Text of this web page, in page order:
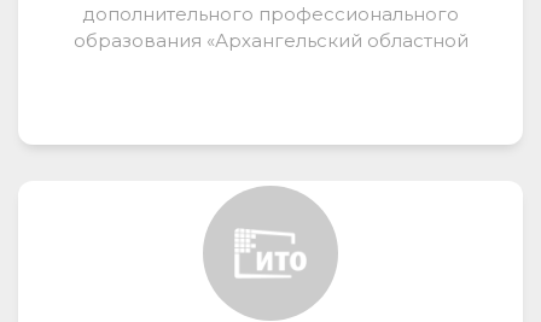
дополнительного профессионального
образования «Архангельский областной